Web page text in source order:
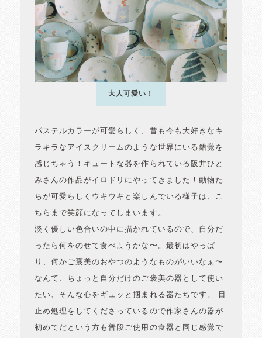
大人可愛い！
パステルカラーが可愛らしく、昔も今も大好きなキ
ラキラなアイスクリームのような世界にいる錯覚を
感じちゃう！キュートな器を作られている阪井ひと
みさんの作品がイロドリにやってきました！動物た
ちが可愛らしくウキウキと楽しんでいる様子は、こ
ちらまで笑顔になってしまいます。
淡く優しい色合いの中に描かれているので、自分だ
ったら何をのせて食べようかな〜。最初はやっぱ
り、何かご褒美のおやつのようなものがいいなぁ〜
なんて、ちょっと自分だけのご褒美の器として使い
たい、そんな心をギュッと掴まれる器たちです。 目
止め処理をしてくださっているので作家さんの器が
初めてだという方も普段ご使用の食器と同じ感覚で